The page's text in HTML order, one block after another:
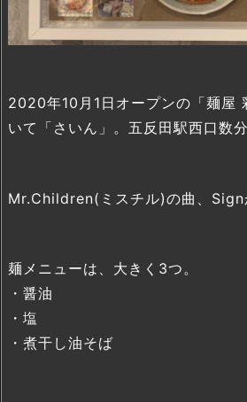
2020年10月1日オープンの「麺屋
いて「さいん」。五反田駅西口数分
Mr.Children(ミスチル)の曲、Sign
麺メニューは、大きく3つ。
・醤油
・塩
・煮干し油そば